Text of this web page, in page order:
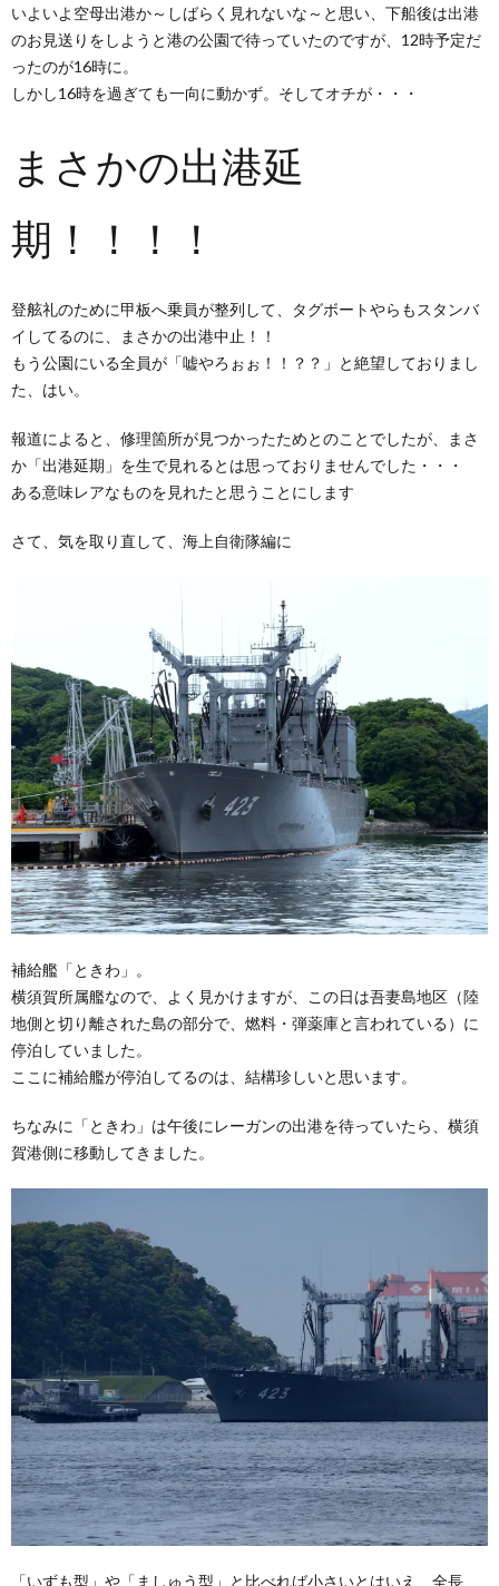
いよいよ空母出港か～しばらく見れないな～と思い、下船後は出港
のお見送りをしようと港の公園で待っていたのですが、12時予定だ
ったのが16時に。
しかし16時を過ぎても一向に動かず。そしてオチが・・・
まさかの出港延
期！！！！
登舷礼のために甲板へ乗員が整列して、タグボートやらもスタンバ
イしてるのに、まさかの出港中止！！
もう公園にいる全員が「嘘やろぉぉ！！？？」と絶望しておりまし
た、はい。
報道によると、修理箇所が見つかったためとのことでしたが、まさ
か「出港延期」を生で見れるとは思っておりませんでした・・・
ある意味レアなものを見れたと思うことにします
さて、気を取り直して、海上自衛隊編に
補給艦「ときわ」。
横須賀所属艦なので、よく見かけますが、この日は吾妻島地区（陸
地側と切り離された島の部分で、燃料・弾薬庫と言われている）に
停泊していました。
ここに補給艦が停泊してるのは、結構珍しいと思います。
ちなみに「ときわ」は午後にレーガンの出港を待っていたら、横須
賀港側に移動してきました。
「いずも型」や「ましゅう型」と比べれば小さいとはいえ、全長